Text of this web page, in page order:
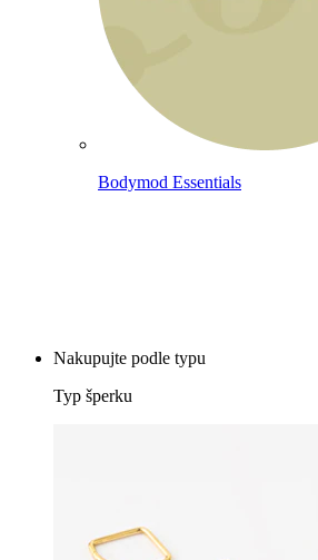
Bodymod Essentials
Nakupujte podle typu
Typ šperku